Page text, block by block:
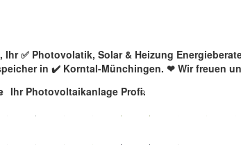
Ihr ✅ Photovolatik, Solar & Heizung
in ✔️ Korntal-Münchingen. ❤ Wir freuen
Ihr Photovoltaikanlage Profi.